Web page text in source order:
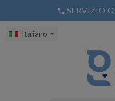
phone SERVIZIO
Italiano